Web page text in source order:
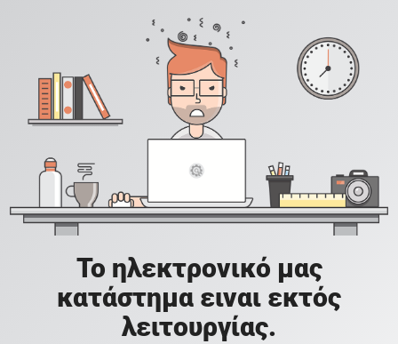
Το ηλεκτρονικό μας
κατάστημα ειναι εκτός
λειτουργίας.